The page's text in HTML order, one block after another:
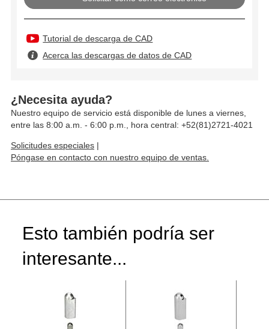
Tutorial de descarga de CAD
Acerca las descargas de datos de CAD
¿Necesita ayuda?
Nuestro equipo de servicio está disponible de lunes a viernes,
entre las 8:00 a.m. - 6:00 p.m., hora central: +52(81)2721-4021
Solicitudes especiales |
Póngase en contacto con nuestro equipo de ventas.
Esto también podría ser
interesante...